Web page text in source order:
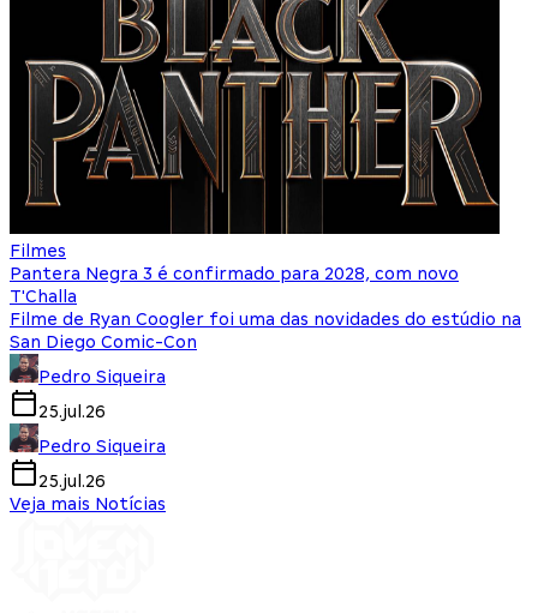
Filmes
Pantera Negra 3 é confirmado para 2028, com novo
T'Challa
Filme de Ryan Coogler foi uma das novidades do estúdio na
San Diego Comic-Con
Pedro Siqueira
25.jul.26
Pedro Siqueira
25.jul.26
Veja mais Notícias